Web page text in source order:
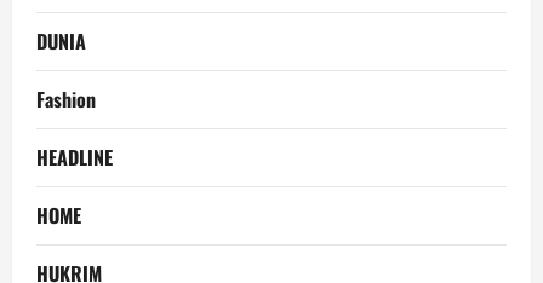
DUNIA
Fashion
HEADLINE
HOME
HUKRIM